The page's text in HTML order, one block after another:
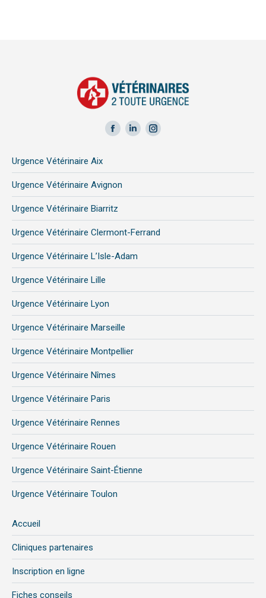
Facebook
in
new
window
LinkedIn
new
Instagram
new
Urgence Vétérinaire Aix
Urgence Vétérinaire Avignon
Urgence Vétérinaire Biarritz
Urgence Vétérinaire Clermont-Ferrand
Urgence Vétérinaire L’Isle-Adam
Urgence Vétérinaire Lille
Urgence Vétérinaire Lyon
Urgence Vétérinaire Marseille
Urgence Vétérinaire Montpellier
Urgence Vétérinaire Nîmes
Urgence Vétérinaire Paris
Urgence Vétérinaire Rennes
Urgence Vétérinaire Rouen
Urgence Vétérinaire Saint-Étienne
Urgence Vétérinaire Toulon
Accueil
Cliniques partenaires
Inscription en ligne
Fiches conseils